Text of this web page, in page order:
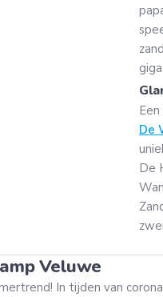
De
De
Veluwe
In tijden van